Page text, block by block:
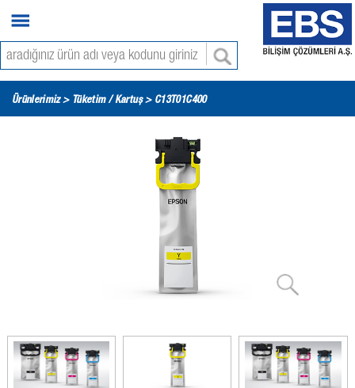
Ürünlerimiz > Tüketim / Kartuş> C13T01C400